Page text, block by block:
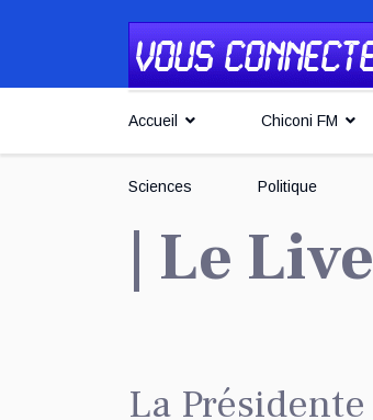
Accueil Chiconi FM
Sciences Politique
| Le
La